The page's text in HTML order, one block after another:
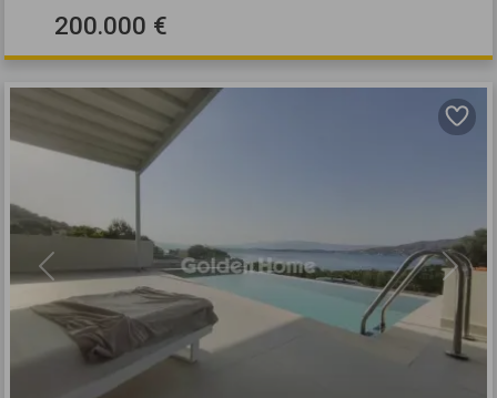
200.000 €
Previous Next